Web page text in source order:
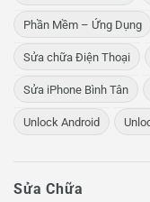
Phần Mềm – Ứng Dụng
Sửa chữa Điện Thoại
Sửa iPhone Bình Tân
Unlock Android
Sửa Chữa